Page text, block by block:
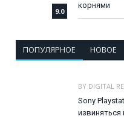
9.0
корнями
ПОПУЛЯРНОЕ НОВОЕ
BY DIGITAL
Sony
извиняться